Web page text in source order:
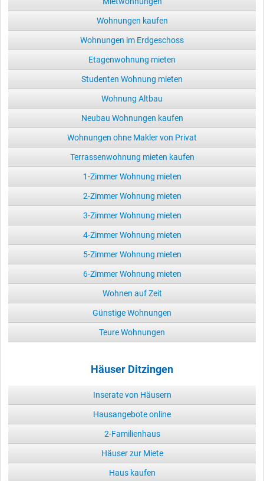
Wohnungen kaufen
Wohnungen im Erdgeschoss
Etagenwohnung mieten
Studenten Wohnung mieten
Wohnung Altbau
Neubau Wohnungen kaufen
Wohnungen ohne Makler von Privat
Terrassenwohnung mieten kaufen
1-Zimmer Wohnung mieten
2-Zimmer Wohnung mieten
3-Zimmer Wohnung mieten
4-Zimmer Wohnung mieten
5-Zimmer Wohnung mieten
6-Zimmer Wohnung mieten
Wohnen auf Zeit
Günstige Wohnungen
Teure Wohnungen
Häuser Ditzingen
Inserate von Häusern
Hausangebote online
2-Familienhaus
Häuser zur Miete
Haus kaufen